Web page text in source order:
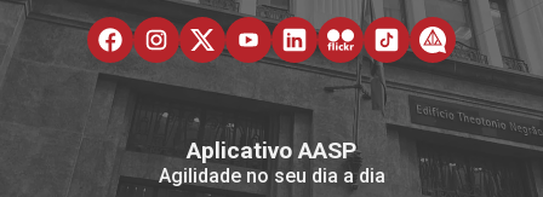
Aplicativo AASP
Agilidade no seu dia a dia